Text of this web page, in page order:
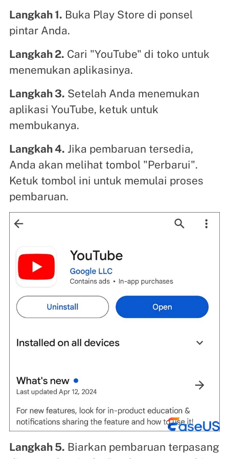
Langkah 1. Buka Play Store di ponsel
pintar Anda.
Langkah 2. Cari "YouTube" di toko untuk
menemukan aplikasinya.
Langkah 3. Setelah Anda menemukan
aplikasi YouTube, ketuk untuk
membukanya.
Langkah 4. Jika pembaruan tersedia,
Anda akan melihat tombol "Perbarui".
Ketuk tombol ini untuk memulai proses
pembaruan.
Langkah 5. Biarkan pembaruan terpasang